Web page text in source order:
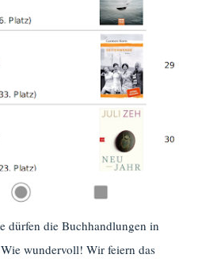
dürfen die Buchhandlungen in
wundervoll! Wir feiern das